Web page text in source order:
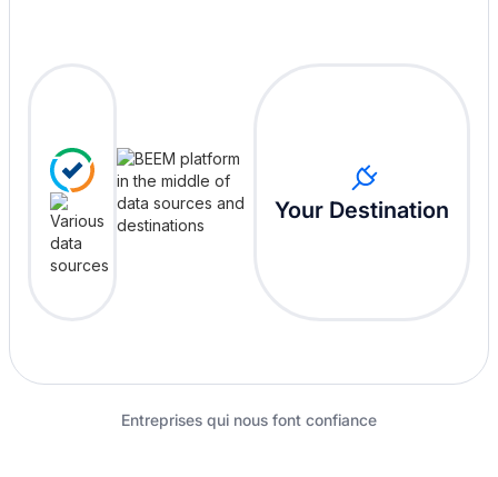
Your Destination
Entreprises qui nous font confiance